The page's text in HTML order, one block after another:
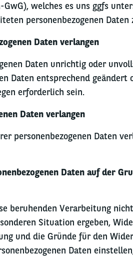
welches es uns ggfs
personenbezogenen Daten
Daten verlangen
Daten unrichtig oder
Daten entsprechend
erforderlich sein.
Daten verlangen
personenbezogenen Daten
Daten auf der
beruhenden Verarbeitung
Situation ergeben,
und die Gründe für den
Daten